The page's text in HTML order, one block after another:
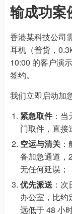
输成功案
香港某科技公司
耳机（普货，
10:00 的客户演
签约。
我们立即启动加
紧急取件：当
门取件，直接
空运与清关
备加急通道，
无任何延误；
优先派送 ：
办公室，比约
远低于 48 小